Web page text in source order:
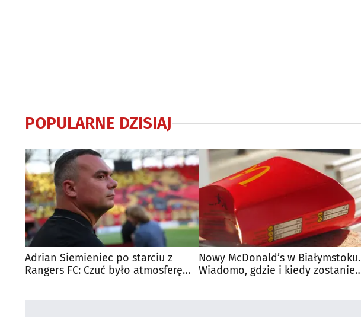
POPULARNE DZISIAJ
Adrian Siemieniec po starciu z
Rangers FC: Czuć było atmosferę
Nowy McDonald’s w Białymstoku.
Wiadomo, gdzie i kiedy zostanie